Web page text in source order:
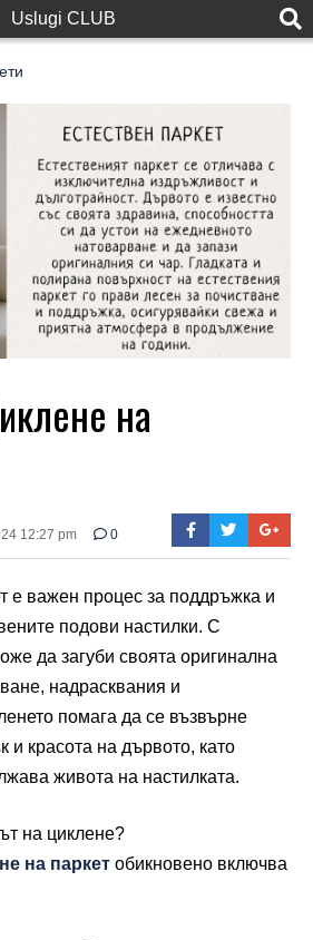
Uslugi CLUB
на
12:27 pm 0
е важен процес за поддръжка и
подови настилки. С
да загуби своята оригинална
надрасквания и
помага да се възвърне
и красота на дървото, като
живота на настилката.
на циклене?
на паркет обикновено включва